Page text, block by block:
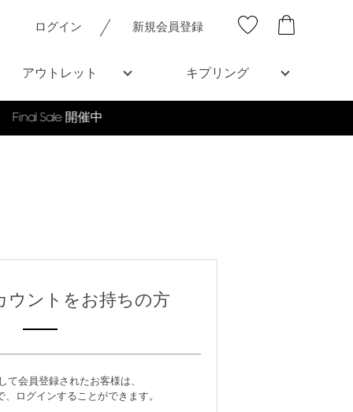
ログイン 新規会員登録
アウトレット キプリング
ウントをお持ちの方
て会員登録されたお客様は、
ログインすることができます。